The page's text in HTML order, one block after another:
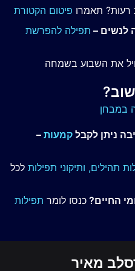
רעות? תאמרו פיטום הקטורת
לנשים – תפילה להפרשת
את השבוע בשמחה
במבחן
ניתן לקבל קמעות –
תהילים, ותיקוני תפילות לכל
החיים? כנסו לומר תפילות
מאיר